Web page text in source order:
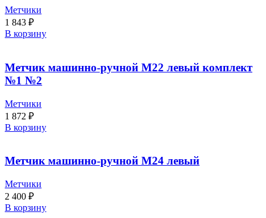
Метчики
1 843 ₽
В корзину
Метчик машинно-ручной М22 левый комплект
№1 №2
Метчики
1 872 ₽
В корзину
Метчик машинно-ручной М24 левый
Метчики
2 400 ₽
В корзину